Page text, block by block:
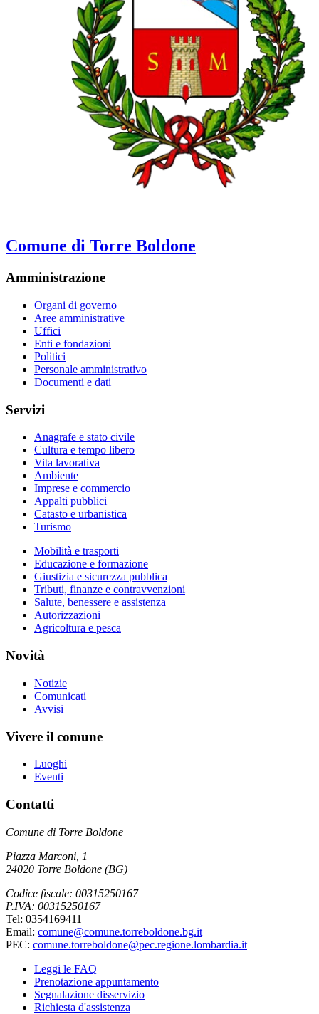
Comune di Torre Boldone
Amministrazione
Organi di governo
Aree amministrative
Uffici
Enti e fondazioni
Politici
Personale amministrativo
Documenti e dati
Servizi
Anagrafe e stato civile
Cultura e tempo libero
Vita lavorativa
Ambiente
Imprese e commercio
Appalti pubblici
Catasto e urbanistica
Turismo
Mobilità e trasporti
Educazione e formazione
Giustizia e sicurezza pubblica
Tributi, finanze e contravvenzioni
Salute, benessere e assistenza
Autorizzazioni
Agricoltura e pesca
Novità
Notizie
Comunicati
Avvisi
Vivere il comune
Luoghi
Eventi
Contatti
Comune di Torre Boldone
Piazza Marconi, 1
24020 Torre Boldone (BG)
Codice fiscale: 00315250167
P.IVA: 00315250167
Tel: 0354169411
Email: comune@comune.torreboldone.bg.it
PEC: comune.torreboldone@pec.regione.lombardia.it
Leggi le FAQ
Prenotazione appuntamento
Segnalazione disservizio
Richiesta d'assistenza